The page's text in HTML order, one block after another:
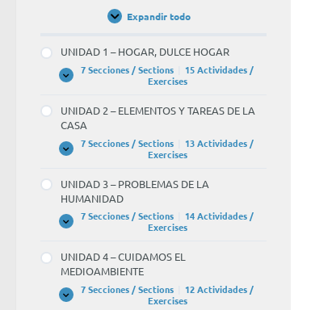
Expandir todo
Unidades
UNIDAD 1 – HOGAR, DULCE HOGAR
Expandir
UNIDAD
HOGAR,
DULCE
7 Secciones / Sections
15 Actividades /
Exercises
UNIDAD 2 – ELEMENTOS Y TAREAS DE LA
CASA
Expandir
UNIDAD
ELEMENTOS
Y
DE
LA
7 Secciones / Sections
13 Actividades /
Exercises
UNIDAD 3 – PROBLEMAS DE LA
HUMANIDAD
Expandir
UNIDAD
PROBLEMAS
DE
HUMANIDAD
7 Secciones / Sections
14 Actividades /
Exercises
UNIDAD 4 – CUIDAMOS EL
MEDIOAMBIENTE
Expandir
UNIDAD
7 Secciones / Sections
12 Actividades /
Exercises